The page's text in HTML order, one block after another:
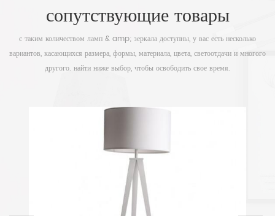
сопутствующие товары
с таким количеством ламп & amp; зеркала доступны, у вас есть несколько
вариантов, касающихся размера, формы, материала, цвета, светоотдачи и многого
другого. найти ниже выбор, чтобы освободить свое время.